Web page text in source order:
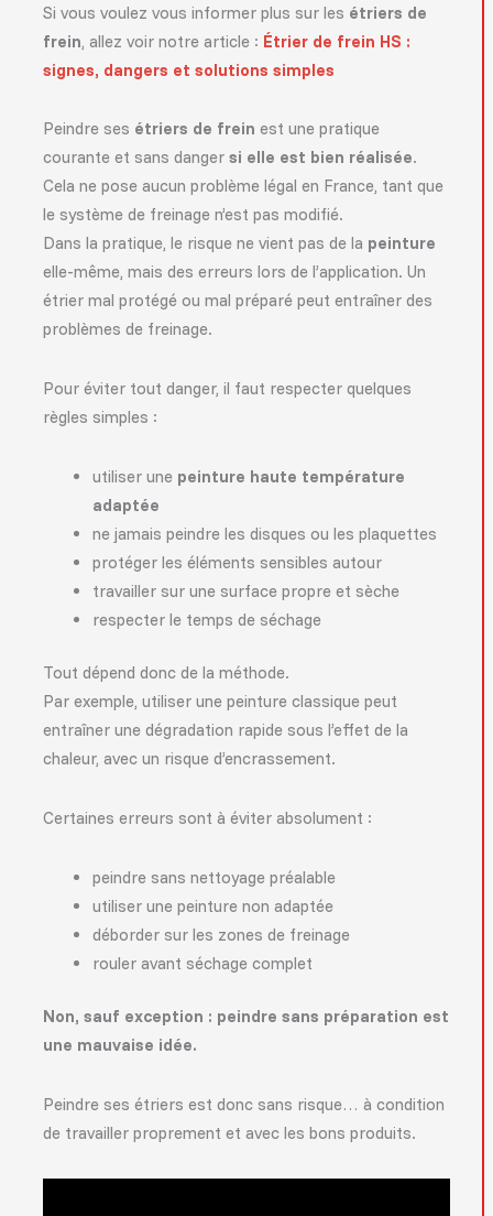
Si vous voulez vous informer plus sur les étriers de
frein, allez voir notre article : Étrier de frein HS :
signes, dangers et solutions simples
Peindre ses étriers de frein est une pratique
courante et sans dangersi elle est bien réalisée.
Cela ne pose aucun problème légal en France, tant que
le système de freinage n’est pas modifié.
Dans la pratique, le risque ne vient pas de la peinture
elle-même, mais des erreurs lors de l’application. Un
étrier mal protégé ou mal préparé peut entraîner des
problèmes de freinage.
Pour éviter tout danger, il faut respecter quelques
règles simples :
utiliser une peinture haute température
adaptée
ne jamais peindre les disques ou les plaquettes
protéger les éléments sensibles autour
travailler sur une surface propre et sèche
respecter le temps de séchage
Tout dépend donc de la méthode.
Par exemple, utiliser une peinture classique peut
entraîner une dégradation rapide sous l’effet de la
chaleur, avec un risque d’encrassement.
Certaines erreurs sont à éviter absolument :
peindre sans nettoyage préalable
utiliser une peinture non adaptée
déborder sur les zones de freinage
rouler avant séchage complet
Non, sauf exception : peindre sans préparation est
une mauvaise idée.
Peindre ses étriers est donc sans risque… à condition
de travailler proprement et avec les bons produits.